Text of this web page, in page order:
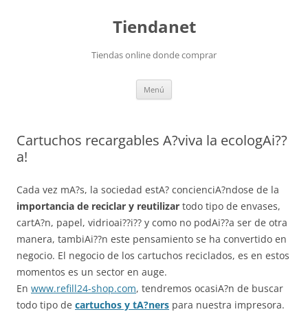
Tiendanet
Tiendas online donde comprar
Menú
Cartuchos recargables A?viva la ecologAi??
a!
Cada vez mA?s, la sociedad estA? concienciA?ndose de la
importancia de reciclar y reutilizar todo tipo de envases,
cartA?n, papel, vidrioai??i?? y como no podAi??a ser de otra
manera, tambiAi??n este pensamiento se ha convertido en
negocio. El negocio de los cartuchos reciclados, es en estos
momentos es un sector en auge.
En www.refill24-shop.com, tendremos ocasiA?n de buscar
todo tipo de cartuchos y tA?ners para nuestra impresora.